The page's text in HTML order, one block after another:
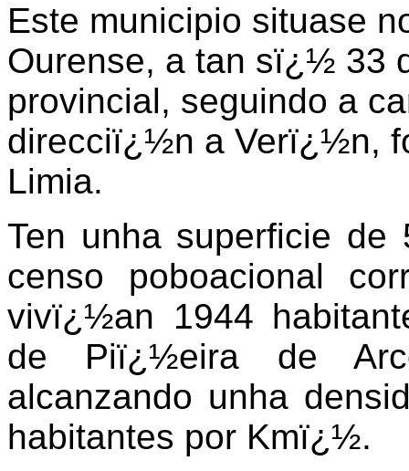
Este municipio situase
Ourense, a tan sï¿½ 33
provincial, seguindo a
direcciï¿½n a Verï¿½n,
Limia.
Ten unha superficie
censo poboacional
vivï¿½an 1944
de Piï¿½eira de
alcanzando unha
habitantes por Kmï¿½.